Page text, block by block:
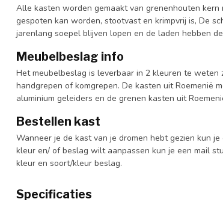
Alle kasten worden gemaakt van grenenhouten
gespoten kan worden, stootvast en krimpvrij is, De
jarenlang soepel blijven lopen en de laden hebben
Meubelbeslag info
Het meubelbeslag is leverbaar in 2 kleuren te
handgrepen of komgrepen. De kasten uit Roemenië
aluminium geleiders en de grenen kasten uit
Bestellen kast
Wanneer je de kast van je dromen hebt gezien kun
kleur en/ of beslag wilt aanpassen kun je een mail
kleur en soort/kleur beslag.
Specificaties